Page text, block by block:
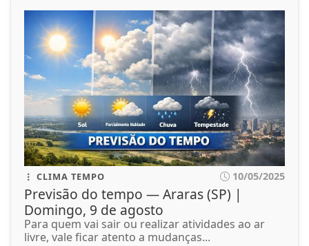
CLIMA TEMPO 10/05/2025
Previsão do tempo — Araras (SP) |
Domingo, 9 de agosto
Para quem vai sair ou realizar atividades ao ar
livre, vale ficar atento a mudanças...